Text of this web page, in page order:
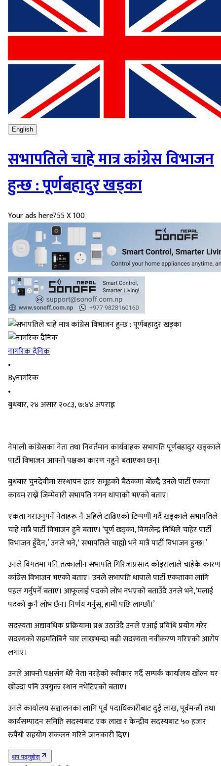
English
सभापतिले चाहे मात्र कांग्रेस विभाजन
हुन्छ : पूर्णबहादुर खड्का
Your ads here755 X 100
नागरिक दैनिक
•
Byनागरिक
•
बुधबार, २४ असार २०८३, ७:४४ अपराह्न
नेपाली कांग्रेसका नेता तथा निवर्तमान कार्यवाहक सभापति पूर्णबहादुर खड्काले
पार्टी विभाजन आफ्नो पक्षका कारण नहुने बताएका छन्।
बुधबार चुनदेवीमा संस्थापन इतर समूहको बैठकमा बोल्दै उनले पार्टी एकता
कायम राख्ने जिम्मेवारी सभापति गगन थापाको भएको बताए।
एकता गराउनुपर्ने नेताहरू नै अहिले टाढिएको टिप्पणी गर्दै खड्काले सभापतिले
चाहे मात्रै पार्टी विभाजन हुने बताए। ‘पूर्ण खड्का, विमलेन्द्र निधिले चाहेर पार्टी
विभाजन हुँदैन,’ उनले भने,‘ सभापतिले चाह्यो भने मात्रै पार्टी विभाजन हुन्छ।’
उनले विगतमा पनि तत्कालीन सभापति गिरिजाप्रसाद कोइरालाले चाहेकै कारण
कांग्रेस विभाजन भएको बताए। उनले सभापति थापाले पार्टी एकताका लागि
पहल गर्नुपर्ने बताए। आफूलाई पदको लोभ नभएको बताउँदै उनले भने,‘मलाई
पदको कुनै लोभ छैन। निर्णय गर्नुस्, हामी पछि लाग्छौं।’
सदस्यता अद्यावधिक प्रक्रियामा प्रश्न उठाउँदै उनले एआई प्रविधि प्रयोग गरेर
सदस्यको सहमतिबिनै चार लाखभन्दा बढी सदस्यता नवीकरण गरिएको आरोप
लगाए।
उनले आफ्नो पक्षसँग धेरै नेता नरहेको स्वीकार गर्दै सम्पर्क कार्यालय खोल्न घर
खोज्दा पनि उपयुक्त स्थान नभेटिएको बताए।
उनले कार्यालय सञ्चालनका लागि पूर्व पदाधिकारीबाट दुई लाख, पूर्वमन्त्री तथा
कार्यसम्पादन समिति सदस्यबाट एक लाख र केन्द्रीय सदस्यबाट ५० हजार
रुपैयाँ सहयोग संकलन गरिने जानकारी दिए।
थप पढ्नुहोस्